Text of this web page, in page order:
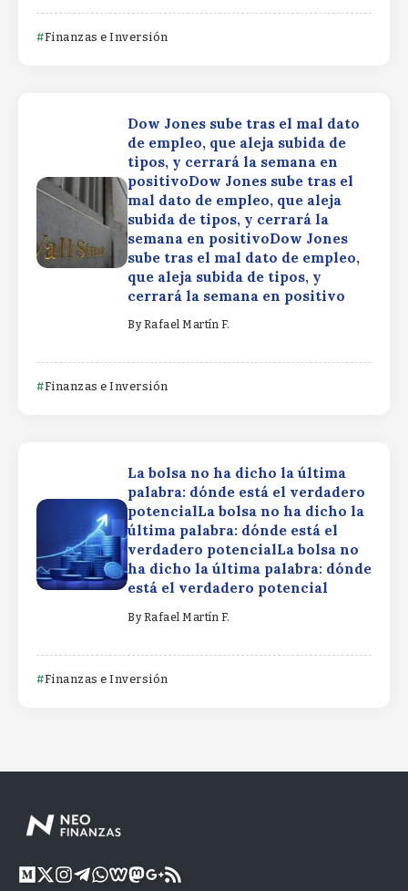
Finanzas e Inversión
Dow Jones sube tras el mal dato
de empleo, que aleja subida de
tipos, y cerrará la semana en
positivoDow Jones sube tras el
mal dato de empleo, que aleja
subida de tipos, y cerrará la
semana en positivoDow Jones
sube tras el mal dato de empleo,
que aleja subida de tipos, y
cerrará la semana en positivo
By Rafael Martín F.
Finanzas e Inversión
La bolsa no ha dicho la última
palabra: dónde está el verdadero
potencialLa bolsa no ha dicho la
última palabra: dónde está el
verdadero potencialLa bolsa no
ha dicho la última palabra: dónde
está el verdadero potencial
By Rafael Martín F.
Finanzas e Inversión